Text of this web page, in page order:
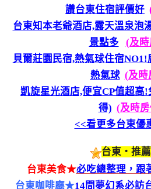
讚台東住宿評價好
台東知本老爺酒店,露天溫泉泡
景點多
(及
貝爾莊園民宿,熱氣球住宿
熱氣球 (及時
凱旋星光酒店,便宜CP值超高
得) (及時
<<看更多台東優
台東‧推
台東美食★必吃總整理，跟
台東咖啡廳★14間夢幻系必訪